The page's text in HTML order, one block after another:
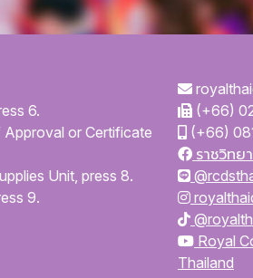
6.
or Certificate
Unit, press 8.
9.
(+66)
(+66)
ราชวิทย
Royal
Thailand